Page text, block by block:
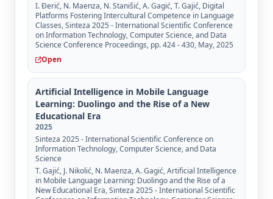
I. Đerić, N. Maenza, N. Stanišić, A. Gagić, T. Gajić, Digital
Platforms Fostering Intercultural Competence in Language
Classes, Sinteza 2025 - International Scientific Conference
on Information Technology, Computer Science, and Data
Science Conference Proceedings, pp. 424 - 430, May, 2025
Open
Artificial Intelligence in Mobile Language
Learning: Duolingo and the Rise of a New
Educational Era
2025
Sinteza 2025 - International Scientific Conference on
Information Technology, Computer Science, and Data
Science
T. Gajić, J. Nikolić, N. Maenza, A. Gagić, Artificial Intelligence
in Mobile Language Learning: Duolingo and the Rise of a
New Educational Era, Sinteza 2025 - International Scientific